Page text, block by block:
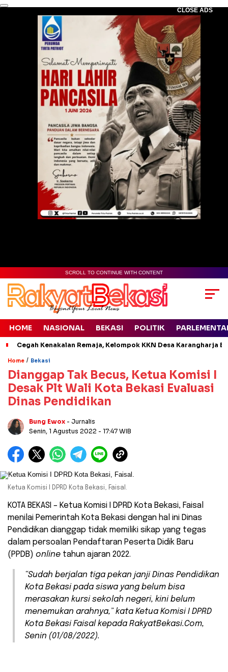
CLOSE ADS
SCROLL TO CONTINUE WITH CONTENT
HOME NASIONAL BEKASI POLITIK
Cegah Kenakalan Remaja, Kelompok KKN Desa Karangharja
Home / Bekasi
Dianggap Tak Becus, Ketua Komisi I
Desak Plt Wali Kota Bekasi Evaluasi
Dinas Pendidikan
Bung Ewox - Jurnalis
Senin, 1 Agustus 2022 - 17:47 WIB
Ketua Komisi I DPRD Kota Bekasi, Faisal.
KOTA BEKASI – Ketua Komisi I DPRD Kota Bekasi, Faisal
menilai Pemerintah Kota Bekasi dengan hal ini Dinas
Pendidikan dianggap tidak memiliki sikap yang tegas
dalam persoalan Pendaftaran Peserta Didik Baru
(PPDB) online tahun ajaran 2022.
“Sudah berjalan tiga pekan janji Dinas Pendidikan
Kota Bekasi pada siswa yang belum bisa
merasakan kursi sekolah negeri, kini belum
menemukan arahnya,” kata Ketua Komisi I DPRD
Kota Bekasi Faisal kepada RakyatBekasi.Com,
Senin (01/08/2022).